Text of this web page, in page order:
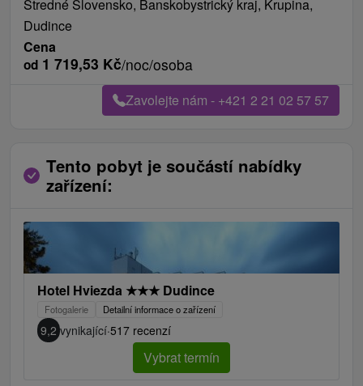
Stredné Slovensko, Banskobystrický kraj, Krupina,
Dudince
Cena
od 1 719,53 Kč/noc/osoba
Zavolejte nám - +421 2 21 02 57 57
Tento pobyt je součástí nabídky
zařízení:
Hotel Hviezda ★★★ Dudince
Fotogalerie Detailní informace o zařízení
9,2 vynikající·517 recenzí
Vybrat termín